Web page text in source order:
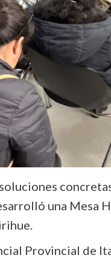
una Mesa
Provincial de